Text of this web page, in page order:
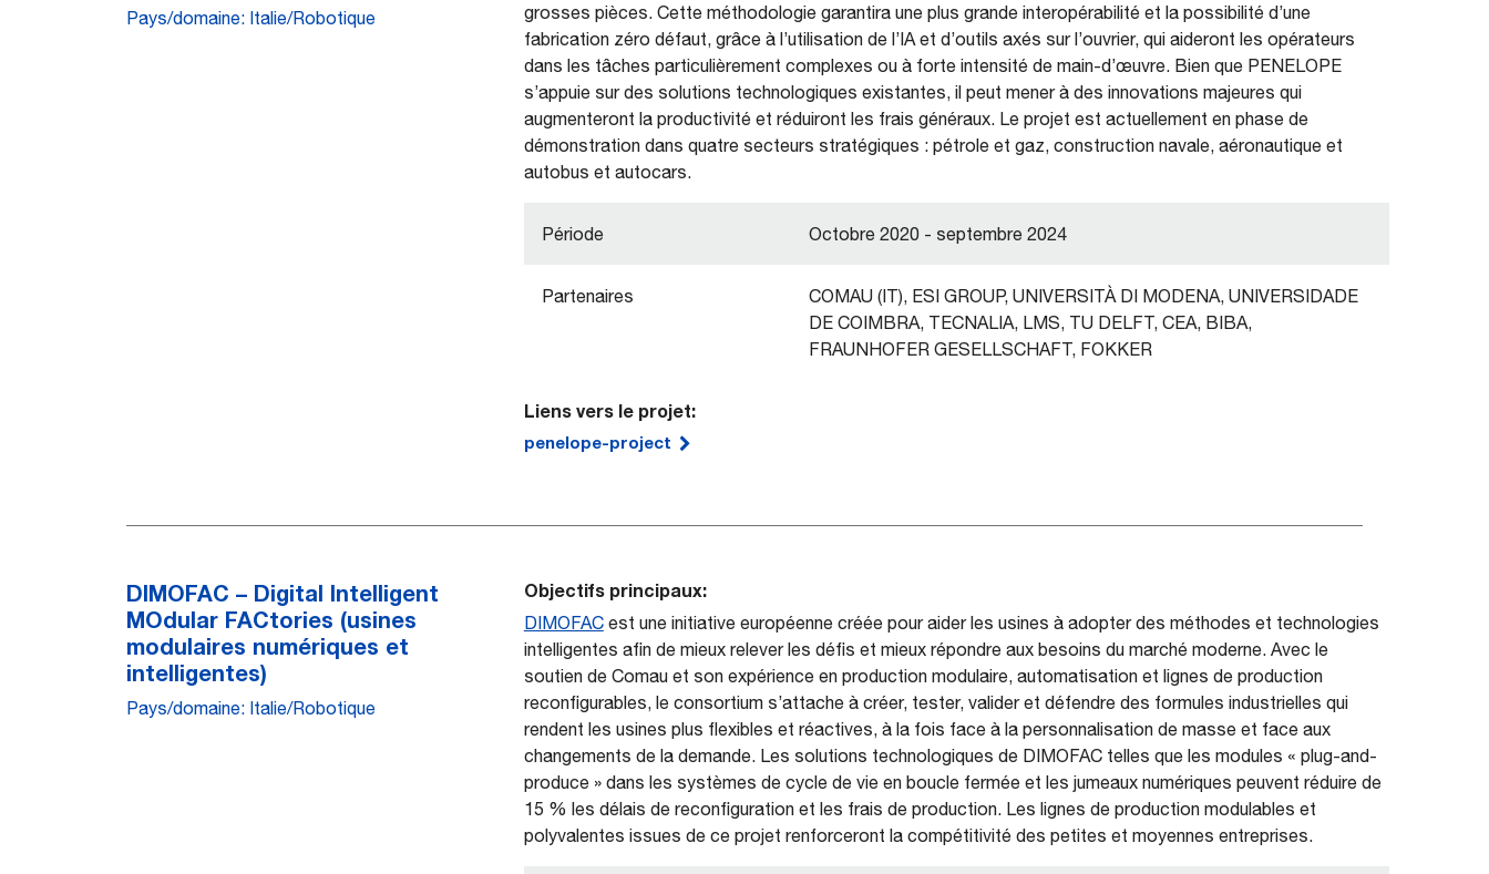
Pays/domaine: Italie/Robotique
grosses pièces. Cette méthodologie garantira une plus grande interopérabilité et la possibilité d’une
fabrication zéro défaut, grâce à l’utilisation de l’IA et d’outils axés sur l’ouvrier, qui aideront les opérateurs
dans les tâches particulièrement complexes ou à forte intensité de main-d’œuvre. Bien que PENELOPE
s’appuie sur des solutions technologiques existantes, il peut mener à des innovations majeures qui
augmenteront la productivité et réduiront les frais généraux. Le projet est actuellement en phase de
démonstration dans quatre secteurs stratégiques : pétrole et gaz, construction navale, aéronautique et
autobus et autocars.
Période Octobre 2020 - septembre 2024
Partenaires
COMAU (IT), ESI GROUP, UNIVERSITÀ DI MODENA, UNIVERSIDADE
DE COIMBRA, TECNALIA, LMS, TU DELFT, CEA, BIBA,
FRAUNHOFER GESELLSCHAFT, FOKKER
Liens vers le projet:
penelope-project
DIMOFAC – Digital Intelligent
MOdular FACtories (usines
modulaires numériques et
intelligentes)
Pays/domaine: Italie/Robotique
Objectifs principaux:
DIMOFACest une initiative européenne créée pour aider les usines à adopter des méthodes et technologies
intelligentes afin de mieux relever les défis et mieux répondre aux besoins du marché moderne. Avec le
soutien de Comau et son expérience en production modulaire, automatisation et lignes de production
reconfigurables, le consortium s’attache à créer, tester, valider et défendre des formules industrielles qui
rendent les usines plus flexibles et réactives, à la fois face à la personnalisation de masse et face aux
changements de la demande. Les solutions technologiques de DIMOFAC telles que les modules « plug-and-
produce » dans les systèmes de cycle de vie en boucle fermée et les jumeaux numériques peuvent réduire de
15 % les délais de reconfiguration et les frais de production. Les lignes de production modulables et
polyvalentes issues de ce projet renforceront la compétitivité des petites et moyennes entreprises.